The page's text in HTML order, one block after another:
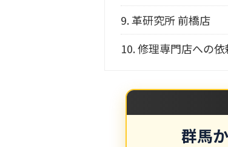
9.革研究所 前橋店
10.修理専門店への依
群馬